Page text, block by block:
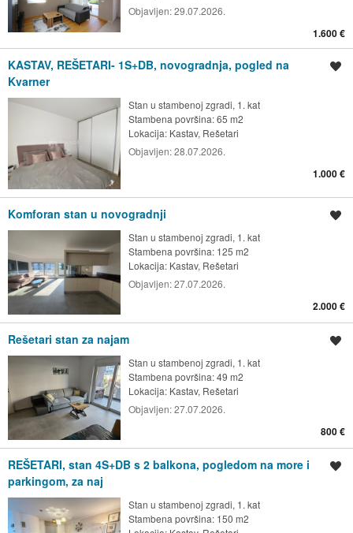
Objavljen:29.07.2026.
1.600 €
KASTAV, REŠETARI- 1S+DB, novogradnja, pogled na
Kvarner
Stan u stambenoj zgradi, 1. kat
Stambena površina: 65 m2
Lokacija: Kastav, Rešetari
Objavljen:28.07.2026.
1.000 €
Komforan stan u novogradnji
Stan u stambenoj zgradi, 1. kat
Stambena površina: 125 m2
Lokacija: Kastav, Rešetari
Objavljen:27.07.2026.
2.000 €
Rešetari stan za najam
Stan u stambenoj zgradi, 1. kat
Stambena površina: 49 m2
Lokacija: Kastav, Rešetari
Objavljen:27.07.2026.
800 €
REŠETARI, stan 4S+DB s 2 balkona, pogledom na more i
parkingom, za naj
Stan u stambenoj zgradi, 1. kat
Stambena površina: 150 m2